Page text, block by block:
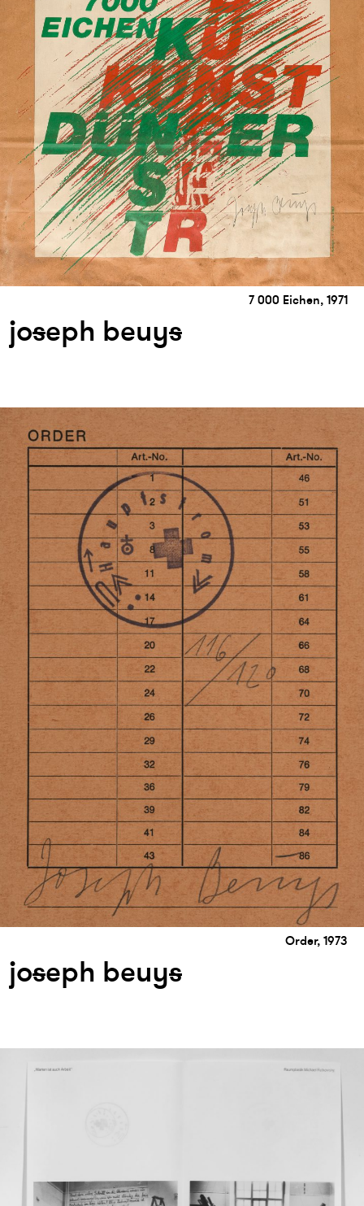
7 000 Eichen, 1971
joseph beuys
Order, 1973
joseph beuys